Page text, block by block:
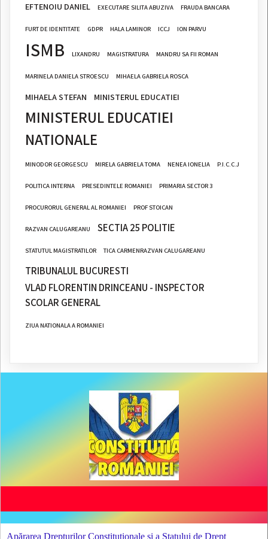
EFTENOIU DANIEL EXECUTARE SILITA ABUZIVA FRAUDA BANCARA
FURT DE IDENTITATE GDPR HALA LAMINOR ICCJ ION PARVU
ISMB LIXANDRU MAGISTRATURA MANDRU SA FII ROMAN
MARINELA DANIELA STROESCU MIHAELA GABRIELA ROSCA
MIHAELA STEFAN MINISTERUL EDUCATIEI
MINISTERUL EDUCATIEI
NATIONALE
MINODOR GEORGESCU MIRELA GABRIELA TOMA NENEA IONELIA P.I.C.C.J
POLITICA INTERNA PRESEDINTELE ROMANIEI PRIMARIA SECTOR 3
PROCURORUL GENERAL AL ROMANIEI PROF STOICAN
RAZVAN CALUGAREANU SECTIA 25 POLITIE
STATUTUL MAGISTRATILOR TICA CARMENRAZVAN CALUGAREANU
TRIBUNALUL BUCURESTI
VLAD FLORENTIN DRINCEANU - INSPECTOR
SCOLAR GENERAL
ZIUA NATIONALA A ROMANIEI
Apărarea Drepturilor Constituționale și a Statului de Drept